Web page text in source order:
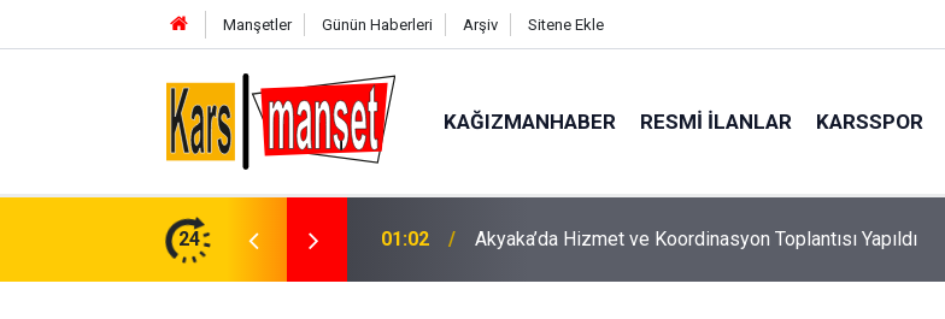
Manşetler Günün Haberleri Arşiv Sitene Ekle
KAĞIZMANHABER RESMI İLANLAR KARSSPOR
24
Toplantısı Yapıldı 00:57
bin TL ceza kesildi